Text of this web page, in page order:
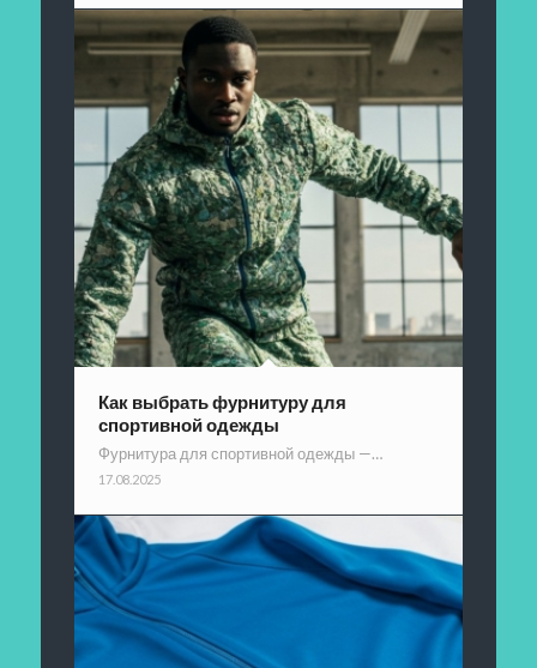
Как выбрать фурнитуру для
спортивной одежды
Фурнитура для спортивной одежды —…
17.08.2025